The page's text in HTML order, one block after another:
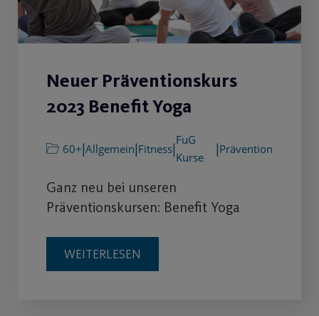
Neuer Präventionskurs
2023 Benefit Yoga
60+|Allgemein|Fitness|
FuG
Kurse
|Prävention
Ganz neu bei unseren
Präventionskursen: Benefit Yoga
WEITERLESEN